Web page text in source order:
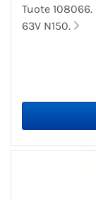
Tuote
63V N150.